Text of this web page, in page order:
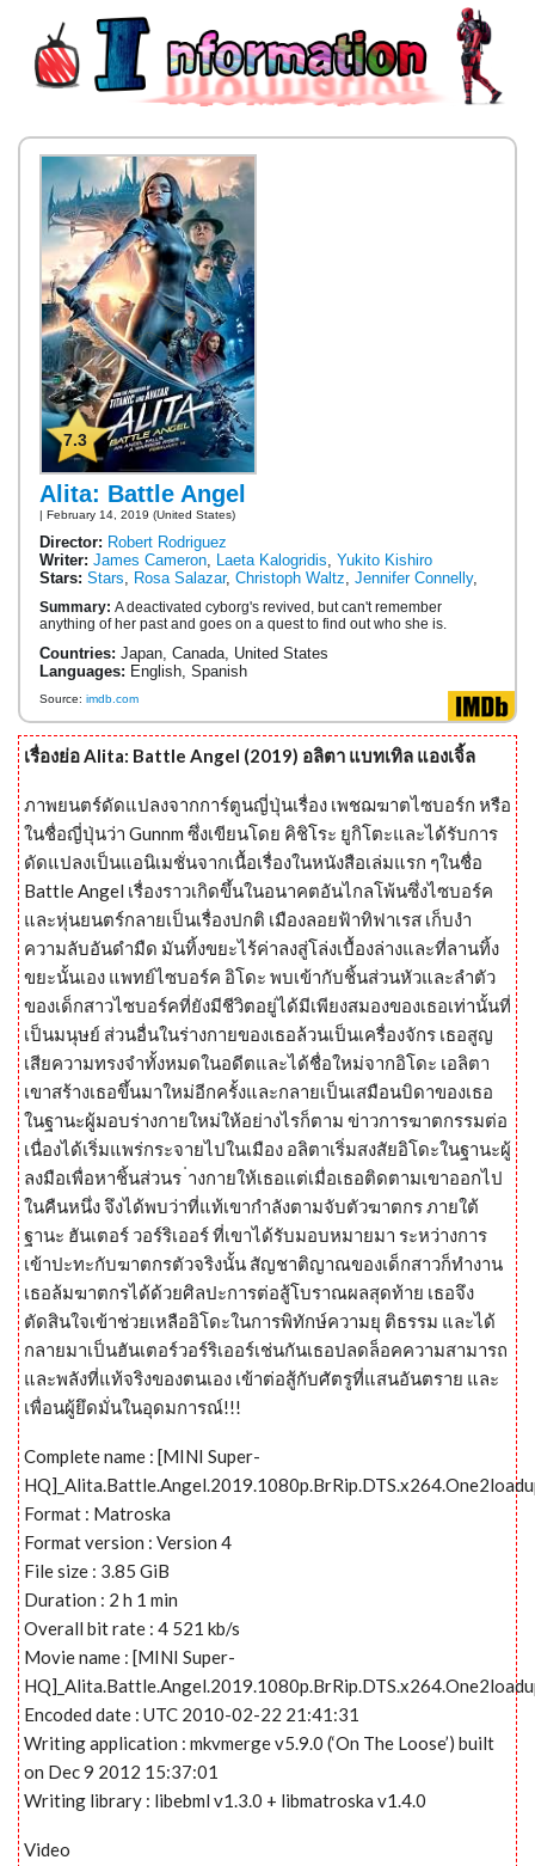
7.3
Alita: Battle Angel
| February 14, 2019 (United States)
Director: Robert Rodriguez
Writer: James Cameron, Laeta Kalogridis, Yukito Kishiro
Stars: Stars, Rosa Salazar, Christoph Waltz, Jennifer Connelly,
Summary: A deactivated cyborg's revived, but can't remember
anything of her past and goes on a quest to find out who she is.
Countries: Japan, Canada, United States
Languages: English, Spanish
Source: imdb.com
เรื่องย่อ Alita: Battle Angel (2019) อลิตา แบทเทิล แองเจิ้ล
ภาพยนตร์ดัดแปลงจากการ์ตูนญี่ปุ่นเรื่อง เพชฌฆาตไซบอร์ก หรือ
ในชื่อญี่ปุ่นว่า Gunnm ซึ่งเขียนโดย คิชิโระ ยูกิโตะและได้รับการ
ดัดแปลงเป็นแอนิเมชั่นจากเนื้อเรื่องในหนังสือเล่มแรก ๆในชื่อ
Battle Angel เรื่องราวเกิดขึ้นในอนาคตอันไกลโพ้นซึ่งไซบอร์ค
และหุ่นยนตร์กลายเป็นเรื่องปกติ เมืองลอยฟ้าทิฟาเรส เก็บงำ
ความลับอันดำมืด มันทิ้งขยะไร้ค่าลงสู่โล่งเบื้องล่างและที่ลานทิ้ง
ขยะนั้นเอง แพทย์ไซบอร์ค อิโดะ พบเข้ากับชิ้นส่วนหัวและลำตัว
ของเด็กสาวไซบอร์คที่ยังมีชีวิตอยู่ได้มีเพียงสมองของเธอเท่านั้นที่
เป็นมนุษย์ ส่วนอื่นในร่างกายของเธอล้วนเป็นเครื่องจักร เธอสูญ
เสียความทรงจำทั้งหมดในอดีตและได้ชื่อใหม่จากอิโดะ เอลิตา
เขาสร้างเธอขึ้นมาใหม่อีกครั้งและกลายเป็นเสมือนบิดาของเธอ
ในฐานะผู้มอบร่างกายใหม่ให้อย่างไรก็ตาม ข่าวการฆาตกรรมต่อ
เนื่องได้เริ่มแพร่กระจายไปในเมือง อลิตาเริ่มสงสัยอิโดะในฐานะผู้
ลงมือเพื่อหาชิ้นส่วนร ่างกายให้เธอแต่เมื่อเธอติดตามเขาออกไป
ในคืนหนึ่ง จึงได้พบว่าที่แท้เขากำลังตามจับตัวฆาตกร ภายใต้
ฐานะ ฮันเตอร์ วอร์ริเออร์ ที่เขาได้รับมอบหมายมา ระหว่างการ
เข้าปะทะกับฆาตกรตัวจริงนั้น สัญชาติญาณของเด็กสาวก็ทำงาน
เธอล้มฆาตกรได้ด้วยศิลปะการต่อสู้โบราณผลสุดท้าย เธอจึง
ตัดสินใจเข้าช่วยเหลืออิโดะในการพิทักษ์ความยุ ติธรรม และได้
กลายมาเป็นฮันเตอร์วอร์ริเออร์เช่นกันเธอปลดล็อคความสามารถ
และพลังที่แท้จริงของตนเอง เข้าต่อสู้กับศัตรูที่แสนอันตราย และ
เพื่อนผู้ยึดมั่นในอุดมการณ์!!!
Complete name : [MINI Super-
Format : Matroska
Format version : Version 4
File size : 3.85 GiB
Duration : 2 h 1 min
Overall bit rate : 4 521 kb/s
Movie name : [MINI Super-
Encoded date : UTC 2010-02-22 21:41:31
Writing application : mkvmerge v5.9.0 (‘On The Loose’) built
on Dec 9 2012 15:37:01
Writing library : libebml v1.3.0 + libmatroska v1.4.0
Video